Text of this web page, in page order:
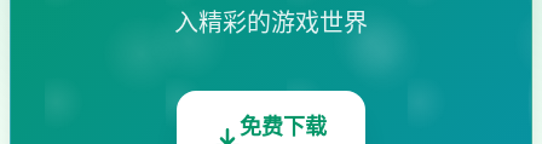
入精彩的游戏世界
免费下载